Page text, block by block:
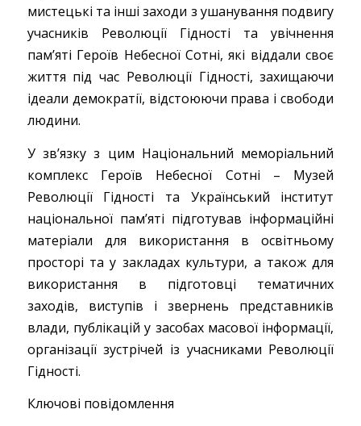
мистецькі та інші заходи з ушанування подвигу
учасників Революції Гідності та увічнення
пам’яті Героїв Небесної Сотні, які віддали своє
життя під час Революції Гідності, захищаючи
ідеали демократії, відстоюючи права і свободи
людини.
У зв’язку з цим Національний меморіальний
комплекс Героїв Небесної Сотні – Музей
Революції Гідності та Український інститут
національної пам’яті підготував інформаційні
матеріали для використання в освітньому
просторі та у закладах культури, а також для
використання в підготовці тематичних
заходів, виступів і звернень представників
влади, публікацій у засобах масової інформації,
організації зустрічей із учасниками Революції
Гідності.
Ключові повідомлення